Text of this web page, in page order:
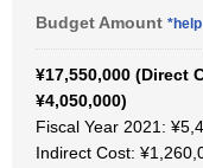
Budget Amount *help
¥17,550,000 (Direct
¥4,050,000)
Fiscal Year 2021:
Indirect Cost: